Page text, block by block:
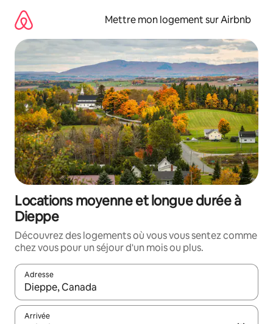
directement
contenu
Mettre mon logement sur Airbnb
Locations moyenne et longue durée à
Dieppe
Découvrez des logements où vous vous sentez comme
chez vous pour un séjour d'un mois ou plus.
Adresse
Lorsque les résultats s'affichent, utilisez les flèches vers le
Arrivée